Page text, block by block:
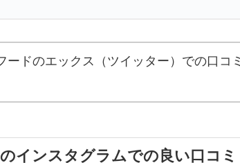
ードのエックス（ツイッター）での口コ
インスタグラムでの良い口コミ